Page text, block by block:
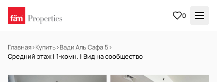
0
Главная›Купить›Вади Аль Сафа 5›
Средний этаж | 1-комн. | Вид на сообщество